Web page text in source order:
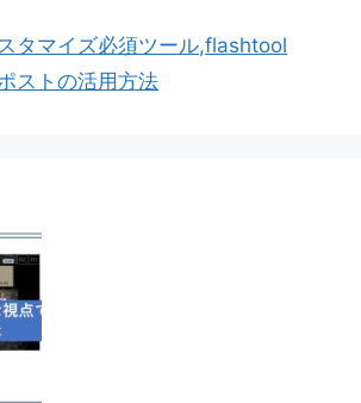
タマイズ必須ツール,flashtool
ストの活用方法